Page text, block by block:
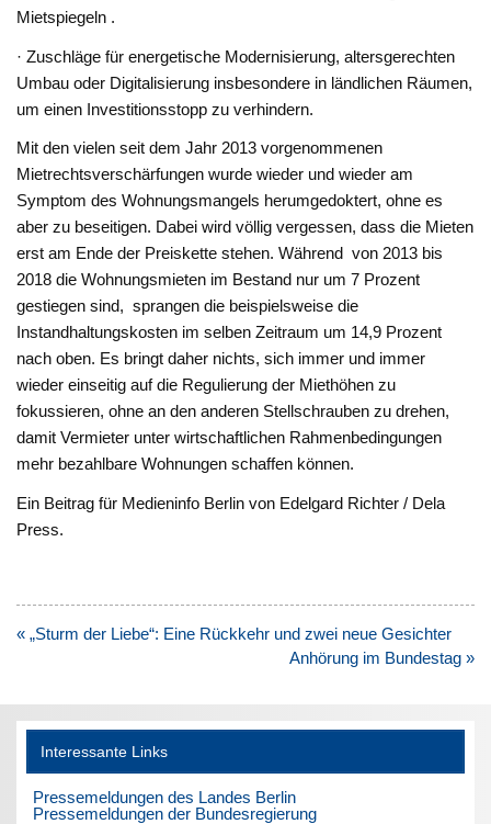
Mietspiegeln .
· Zuschläge für energetische Modernisierung, altersgerechten
Umbau oder Digitalisierung insbesondere in ländlichen Räumen,
um einen Investitionsstopp zu verhindern.
Mit den vielen seit dem Jahr 2013 vorgenommenen
Mietrechtsverschärfungen wurde wieder und wieder am
Symptom des Wohnungsmangels herumgedoktert, ohne es
aber zu beseitigen. Dabei wird völlig vergessen, dass die Mieten
erst am Ende der Preiskette stehen. Während von 2013 bis
2018 die Wohnungsmieten im Bestand nur um 7 Prozent
gestiegen sind, sprangen die beispielsweise die
Instandhaltungskosten im selben Zeitraum um 14,9 Prozent
nach oben. Es bringt daher nichts, sich immer und immer
wieder einseitig auf die Regulierung der Miethöhen zu
fokussieren, ohne an den anderen Stellschrauben zu drehen,
damit Vermieter unter wirtschaftlichen Rahmenbedingungen
mehr bezahlbare Wohnungen schaffen können.
Ein Beitrag für Medieninfo Berlin von Edelgard Richter / Dela
Press.
Beitragsnavigation
« „Sturm der Liebe“: Eine Rückkehr und zwei neue Gesichter
Anhörung im Bundestag »
Interessante Links
Pressemeldungen des Landes Berlin
Pressemeldungen der Bundesregierung